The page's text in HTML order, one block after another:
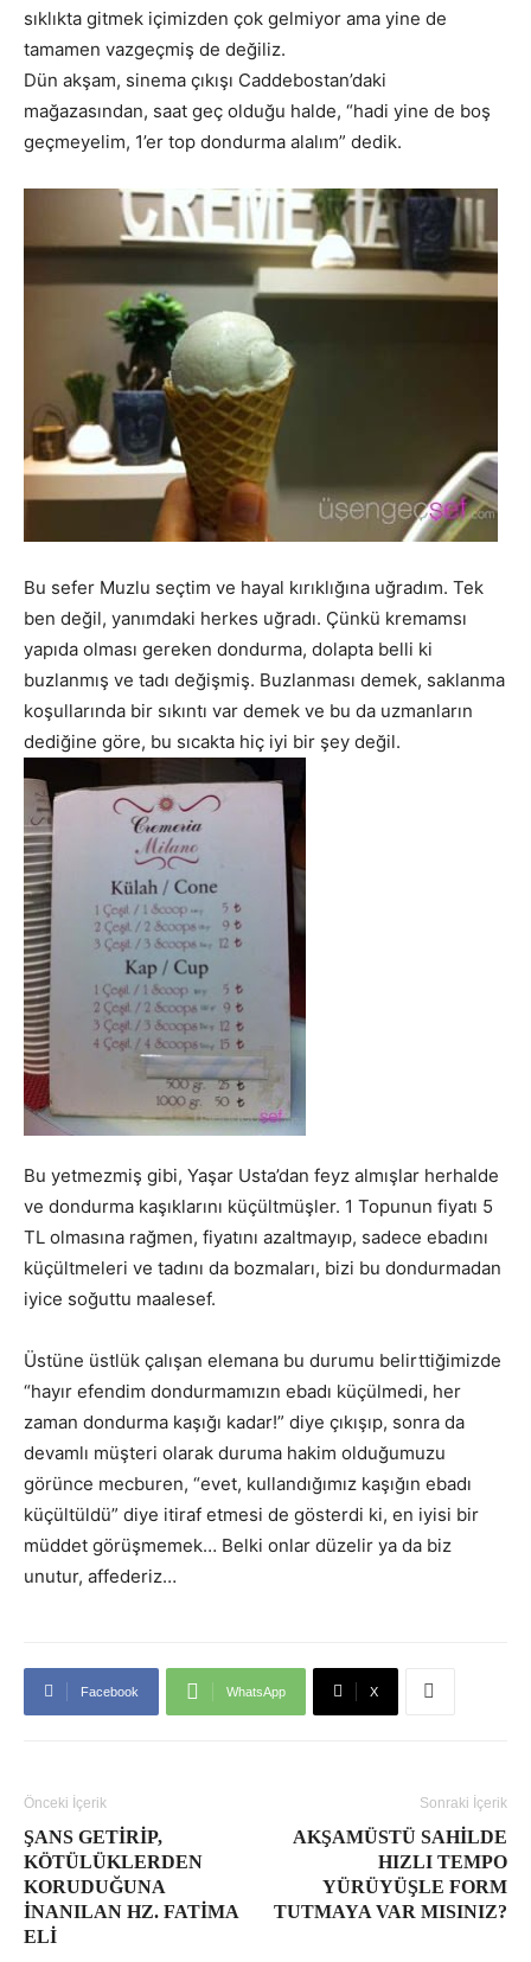
sıklıkta gitmek içimizden çok gelmiyor ama yine de
tamamen vazgeçmiş de değiliz.
Dün akşam, sinema çıkışı Caddebostan’daki
mağazasından, saat geç olduğu halde, “hadi yine de boş
geçmeyelim, 1’er top dondurma alalım” dedik.
Bu sefer Muzlu seçtim ve hayal kırıklığına uğradım. Tek
ben değil, yanımdaki herkes uğradı. Çünkü kremamsı
yapıda olması gereken dondurma, dolapta belli ki
buzlanmış ve tadı değişmiş. Buzlanması demek, saklanma
koşullarında bir sıkıntı var demek ve bu da uzmanların
dediğine göre, bu sıcakta hiç iyi bir şey değil.
Bu yetmezmiş gibi, Yaşar Usta’dan feyz almışlar herhalde
ve dondurma kaşıklarını küçültmüşler. 1 Topunun fiyatı 5
TL olmasına rağmen, fiyatını azaltmayıp, sadece ebadını
küçültmeleri ve tadını da bozmaları, bizi bu dondurmadan
iyice soğuttu maalesef.
Üstüne üstlük çalışan elemana bu durumu belirttiğimizde
“hayır efendim dondurmamızın ebadı küçülmedi, her
zaman dondurma kaşığı kadar!” diye çıkışıp, sonra da
devamlı müşteri olarak duruma hakim olduğumuzu
görünce mecburen, “evet, kullandığımız kaşığın ebadı
küçültüldü” diye itiraf etmesi de gösterdi ki, en iyisi bir
müddet görüşmemek… Belki onlar düzelir ya da biz
unutur, affederiz…
Facebook WhatsApp X
Önceki İçerik
ŞANS GETIRIP,
KÖTÜLÜKLERDEN
KORUDUĞUNA
İNANILAN HZ. FATIMA
ELI
Sonraki İçerik
AKŞAMÜSTÜ SAHILDE
HIZLI TEMPO
YÜRÜYÜŞLE FORM
TUTMAYA VAR MISINIZ?